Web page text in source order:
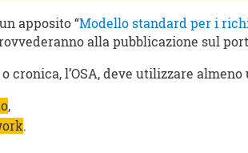
apposito “Modello standard per i
alla pubblicazione sul
cronica, l’OSA, deve utilizzare
,
.